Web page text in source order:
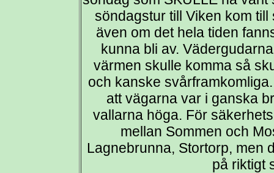
söndagstur till Viken kom
även om det hela tiden
kunna bli av.
värmen skulle komma så
och kanske
att vägarna var i ganska
vallarna höga. För
mellan Sommen och
Lagnebrunna, Stortorp, men
på riktigt